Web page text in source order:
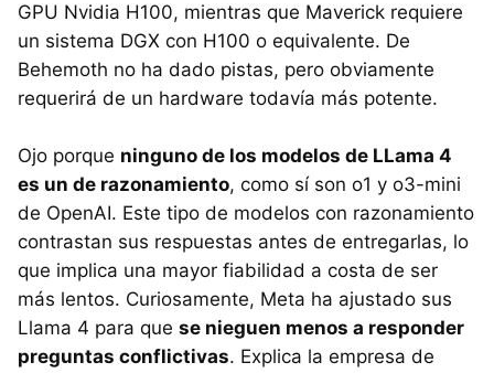
GPU Nvidia H100, mientras que Maverick requiere
un sistema DGX con H100 o equivalente. De
Behemoth no ha dado pistas, pero obviamente
requerirá de un hardware todavía más potente.
Ojo porque ninguno de los modelos de LLama 4
es un de razonamiento, como sí son o1 y o3-mini
de OpenAI. Este tipo de modelos con razonamiento
contrastan sus respuestas antes de entregarlas, lo
que implica una mayor fiabilidad a costa de ser
más lentos. Curiosamente, Meta ha ajustado sus
Llama 4 para que se nieguen menos a responder
preguntas conflictivas. Explica la empresa de